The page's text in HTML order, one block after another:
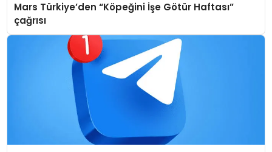
Mars Türkiye’den “Köpeğini İşe Götür Haftası”
çağrısı